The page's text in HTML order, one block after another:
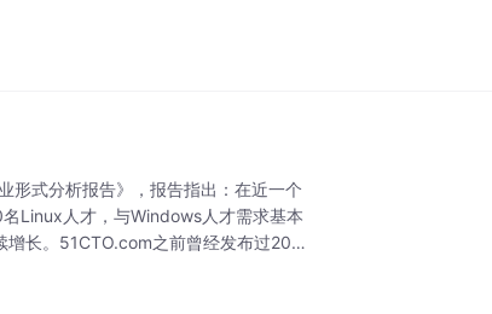
式分析报告》，报告指出：在近一个
Linux人才，与Windows人才需求基本
增长。51CTO.com之前曾经发布过200